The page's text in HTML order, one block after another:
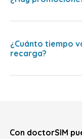
¿Cuánto tiempo
recarga?
Con doctorSIM